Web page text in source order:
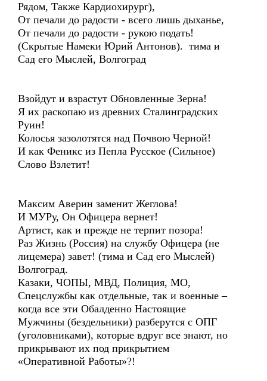
Рядом, Также Кардиохирург),
От печали до радости - всего лишь дыханье,
От печали до радости - рукою подать!
(Скрытые Намеки Юрий Антонов). тима и
Сад его Мыслей, Волгоград
Взойдут и взрастут Обновленные Зерна!
Я их раскопаю из древних Сталинградских
Руин!
Колосья зазолотятся над Почвою Черной!
И как Феникс из Пепла Русское (Сильное)
Слово Взлетит!
Максим Аверин заменит Жеглова!
И МУРу, Он Офицера вернет!
Артист, как и прежде не терпит позора!
Раз Жизнь (Россия) на службу Офицера (не
лицемера) завет! (тима и Сад его Мыслей)
Волгоград.
Казаки, ЧОПЫ, МВД, Полиция, МО,
Спецслужбы как отдельные, так и военные –
когда все эти Обалденно Настоящие
Мужчины (бездельники) разберутся с ОПГ
(уголовниками), которые вдруг все знают, но
прикрывают их под прикрытием
«Оперативной Работы»?!